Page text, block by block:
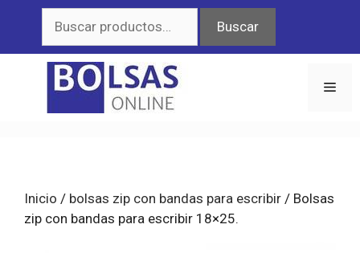
contenido
por:
Buscar
Inicio / bolsas zip con bandas para escribir / Bolsas
zip con bandas para escribir 18×25.